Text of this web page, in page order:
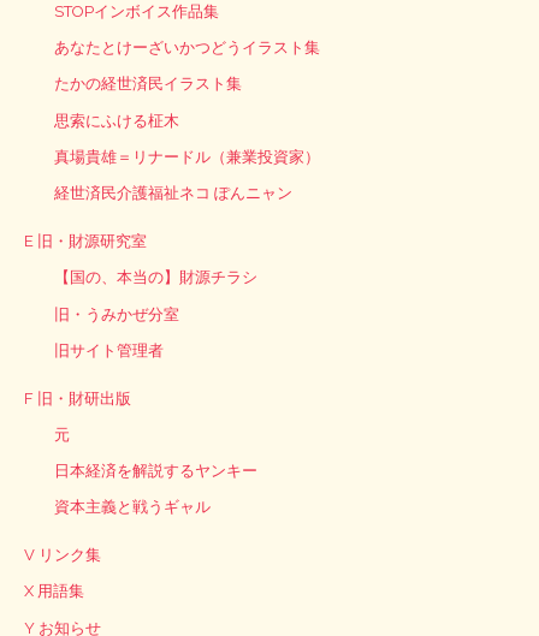
STOPインボイス作品集
あなたとけーざいかつどうイラスト集
たかの経世済民イラスト集
思索にふける柾木
真場貴雄＝リナードル（兼業投資家）
経世済民介護福祉ネコ ぽんニャン
E 旧・財源研究室
【国の、本当の】財源チラシ
旧・うみかぜ分室
旧サイト管理者
F 旧・財研出版
元
日本経済を解説するヤンキー
資本主義と戦うギャル
V リンク集
X 用語集
Y お知らせ